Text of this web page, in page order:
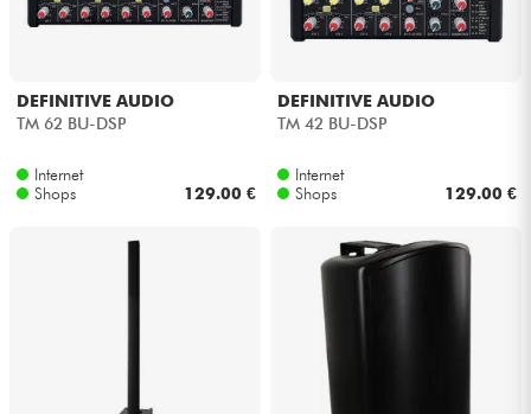
DEFINITIVE AUDIO
TM 62 BU-DSP
Internet
Shops
129.00 €
DEFINITIVE AUDIO
TM 42 BU-DSP
Internet
Shops
129.00 €